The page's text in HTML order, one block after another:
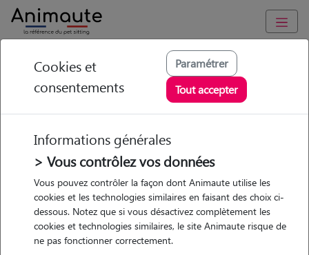
Animaute Centre-Val-de-Loire Indre-et-Loire/Ballan-Miré
Lucie - Petsitter à ST
GENOUPH
• 20 ans
Cookies et
consentements
Paramétrer
Tout accepter
Informations générales
> Vous contrôlez vos données
Vous pouvez contrôler la façon dont Animaute utilise les
cookies et les technologies similaires en faisant des choix ci-
dessous. Notez que si vous désactivez complètement les
cookies et technologies similaires, le site Animaute risque de
ne pas fonctionner correctement.